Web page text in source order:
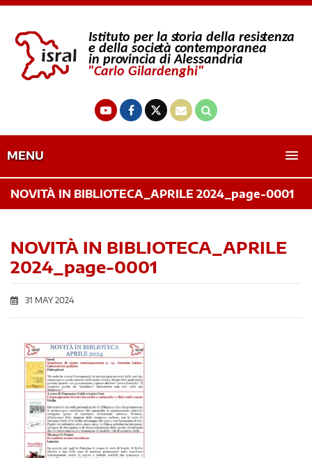
MENU
NOVITÀ IN BIBLIOTECA_APRILE 2024_page-0001
NOVITÀ IN BIBLIOTECA_APRILE
2024_page-0001
31 MAY 2024